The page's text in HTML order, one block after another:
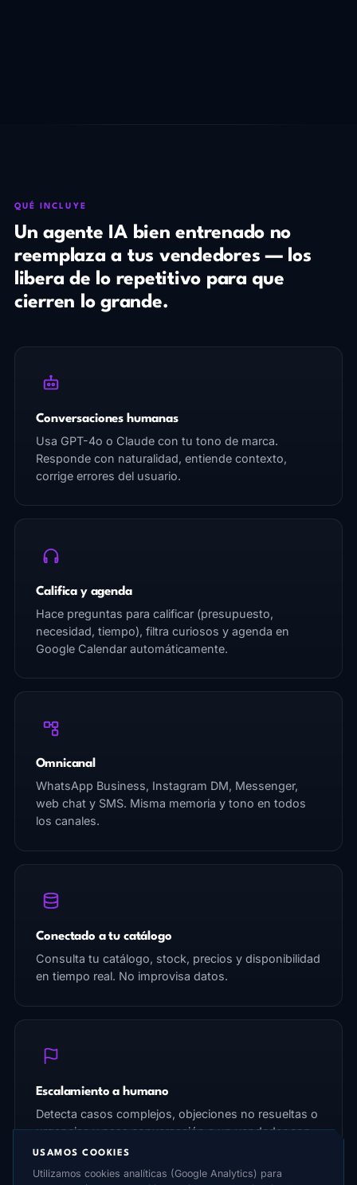
QUÉ INCLUYE
Un agente IA bien entrenado no
reemplaza a tus vendedores — los
libera de lo repetitivo para que
cierren lo grande.
Conversaciones humanas
Usa GPT-4o o Claude con tu tono de marca.
Responde con naturalidad, entiende contexto,
corrige errores del usuario.
Califica y agenda
Hace preguntas para calificar (presupuesto,
necesidad, tiempo), filtra curiosos y agenda en
Google Calendar automáticamente.
Omnicanal
WhatsApp Business, Instagram DM, Messenger,
web chat y SMS. Misma memoria y tono en todos
los canales.
Conectado a tu catálogo
Consulta tu catálogo, stock, precios y disponibilidad
en tiempo real. No improvisa datos.
Escalamiento a humano
Detecta casos complejos, objeciones no resueltas o
urgencias y pasa conversación a un vendedor con
todo el contexto.
USAMOS COOKIES
Utilizamos cookies analíticas (Google Analytics) para